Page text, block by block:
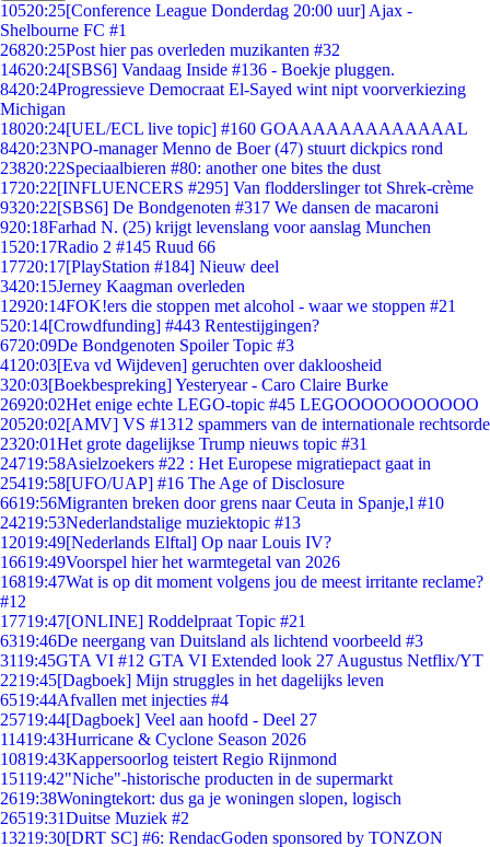
10520:25[Conference League Donderdag 20:00 uur] Ajax -
Shelbourne FC #1
26820:25Post hier pas overleden muzikanten #32
14620:24[SBS6] Vandaag Inside #136 - Boekje pluggen.
8420:24Progressieve Democraat El-Sayed wint nipt voorverkiezing
Michigan
18020:24[UEL/ECL live topic] #160 GOAAAAAAAAAAAAAL
8420:23NPO-manager Menno de Boer (47) stuurt dickpics rond
23820:22Speciaalbieren #80: another one bites the dust
1720:22[INFLUENCERS #295] Van flodderslinger tot Shrek-crème
9320:22[SBS6] De Bondgenoten #317 We dansen de macaroni
920:18Farhad N. (25) krijgt levenslang voor aanslag Munchen
1520:17Radio 2 #145 Ruud 66
17720:17[PlayStation #184] Nieuw deel
3420:15Jerney Kaagman overleden
12920:14FOK!ers die stoppen met alcohol - waar we stoppen #21
520:14[Crowdfunding] #443 Rentestijgingen?
6720:09De Bondgenoten Spoiler Topic #3
41 20:03[Eva vd Wijdeven] geruchten over dakloosheid
320:03[Boekbespreking] Yesteryear - Caro Claire Burke
26920:02Het enige echte LEGO-topic #45 LEGOOOOOOOOOOO
20520:02[AMV] VS #1312 spammers van de internationale rechtsorde
2320:01Het grote dagelijkse Trump nieuws topic #31
24719:58Asielzoekers #22 : Het Europese migratiepact gaat in
25419:58[UFO/UAP] #16 The Age of Disclosure
6619:56Migranten breken door grens naar Ceuta in Spanje,l #10
24219:53Nederlandstalige muziektopic #13
12019:49[Nederlands Elftal] Op naar Louis IV?
16619:49Voorspel hier het warmtegetal van 2026
16819:47Wat is op dit moment volgens jou de meest irritante reclame?
#12
17719:47[ONLINE] Roddelpraat Topic #21
6319:46De neergang van Duitsland als lichtend voorbeeld #3
3119:45GTA VI #12 GTA VI Extended look 27 Augustus Netflix/YT
2219:45[Dagboek] Mijn struggles in het dagelijks leven
6519:44Afvallen met injecties #4
25719:44[Dagboek] Veel aan hoofd - Deel 27
11419:43Hurricane & Cyclone Season 2026
10819:43Kappersoorlog teistert Regio Rijnmond
15119:42"Niche"-historische producten in de supermarkt
2619:38Woningtekort: dus ga je woningen slopen, logisch
26519:31Duitse Muziek #2
13219:30[DRT SC] #6: RendacGoden sponsored by TONZON